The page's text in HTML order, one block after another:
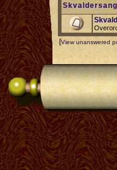
[View unanswered